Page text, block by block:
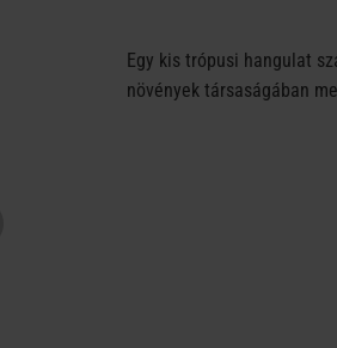
Egy kis trópusi hangulat
növények társaságában